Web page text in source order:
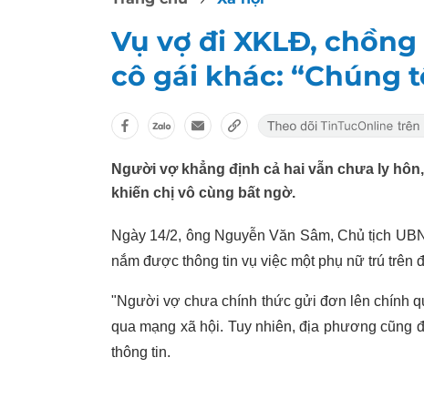
Vụ vợ đi XKLĐ,
cô gái khác: “Chúng
Người vợ khẳng định cả hai vẫn chưa ly
khiến chị vô cùng bất ngờ.
Ngày 14/2, ông Nguyễn Văn Sâm, Chủ tịch
nắm được thông tin vụ việc một phụ nữ trú trên
"Người vợ chưa chính thức gửi đơn lên chính
qua mạng xã hội. Tuy nhiên, địa phương cũng
thông tin.